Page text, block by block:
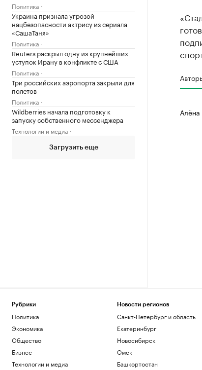
Политика
Украина признала угрозой
нацбезопасности актрису из сериала
«СашаТаня»
Политика
Reuters раскрыл одну из крупнейших
уступок Ирану в конфликте с США
Политика
Три российских аэропорта закрыли для
полетов
Политика
Wildberries начала подготовку к
запуску собственного мессенджера
Технологии и медиа
Загрузить еще
Алёна
Рубрики
Политика
Экономика
Общество
Бизнес
Технологии и медиа
Новости регионов
Санкт-Петербург и область
Екатеринбург
Новосибирск
Омск
Башкортостан